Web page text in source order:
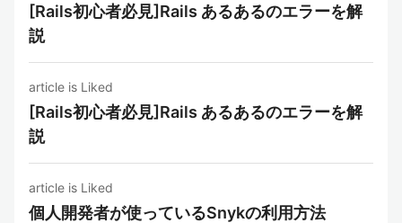
[Rails初心者必見]Rails あるあるのエラーを解
説
article is Liked
[Rails初心者必見]Rails あるあるのエラーを解
説
article is Liked
個人開発者が使っているSnykの利用方法